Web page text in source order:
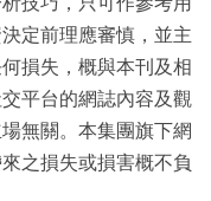
定前理應審慎，並主
損失，概與本刊及相
平台的網誌內容及觀
無關。本集團旗下網
之損失或損害概不負